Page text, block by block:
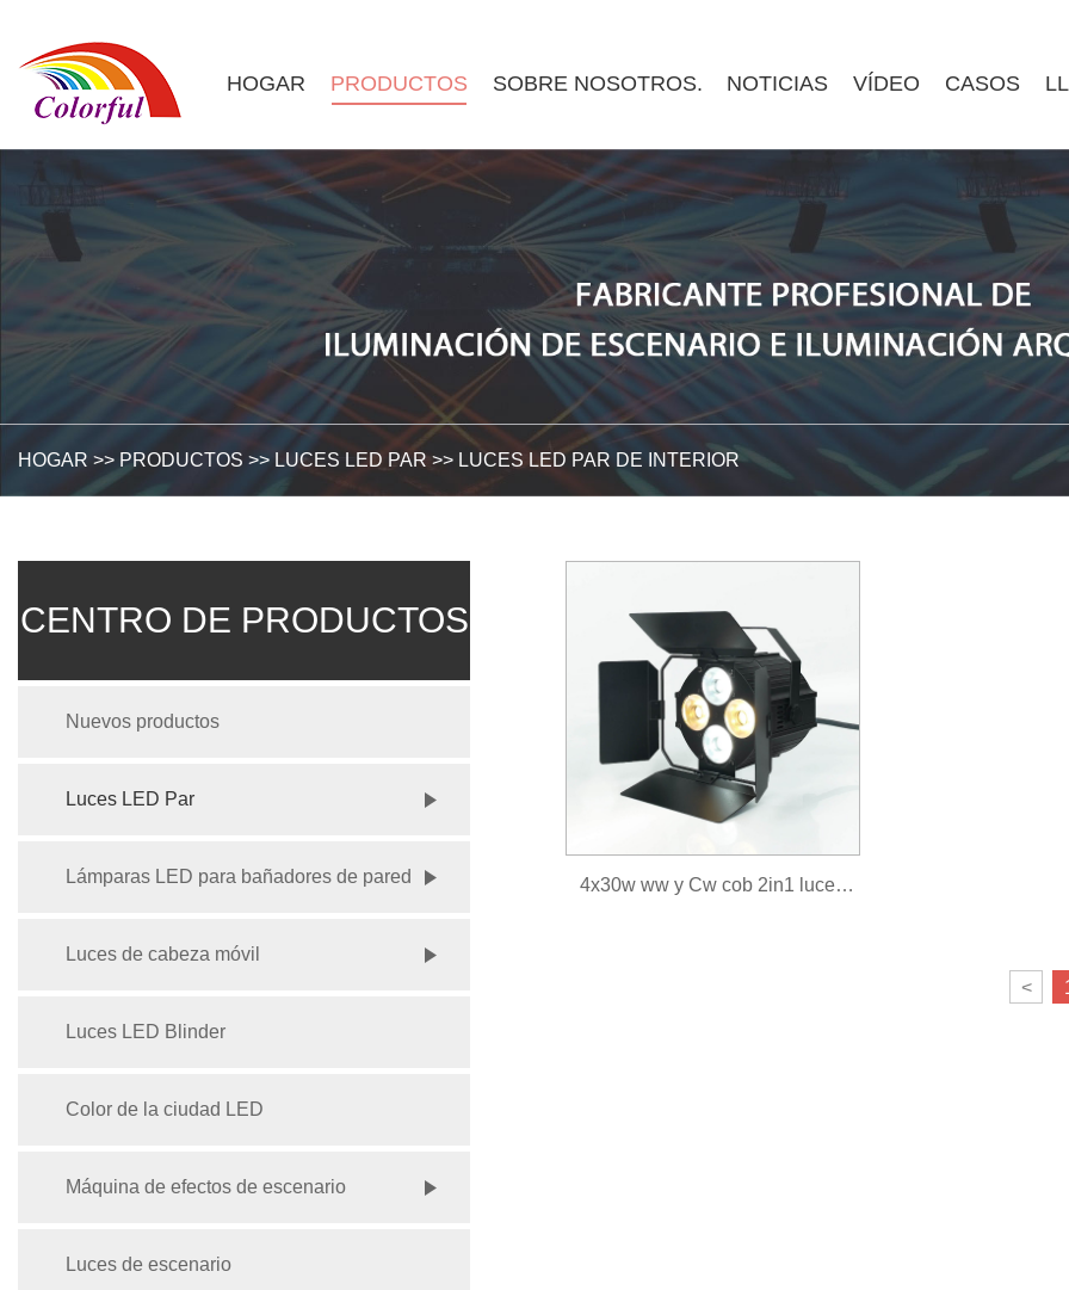
HOGAR PRODUCTOS SOBRE NOSOTROS. NOTICIAS VÍDEO CASOS
HOGAR >> PRODUCTOS >> LUCES LED PAR >> LUCES LED PAR DE INTERIOR
CENTRO DE PRODUCTOS
Nuevos productos
Luces LED Par
Lámparas LED para bañadores de pared
Luces de cabeza móvil
Luces LED Blinder
Color de la ciudad LED
Máquina de efectos de escenario
Luces de escenario
4x30w ww y Cw cob 2in1 luces
<